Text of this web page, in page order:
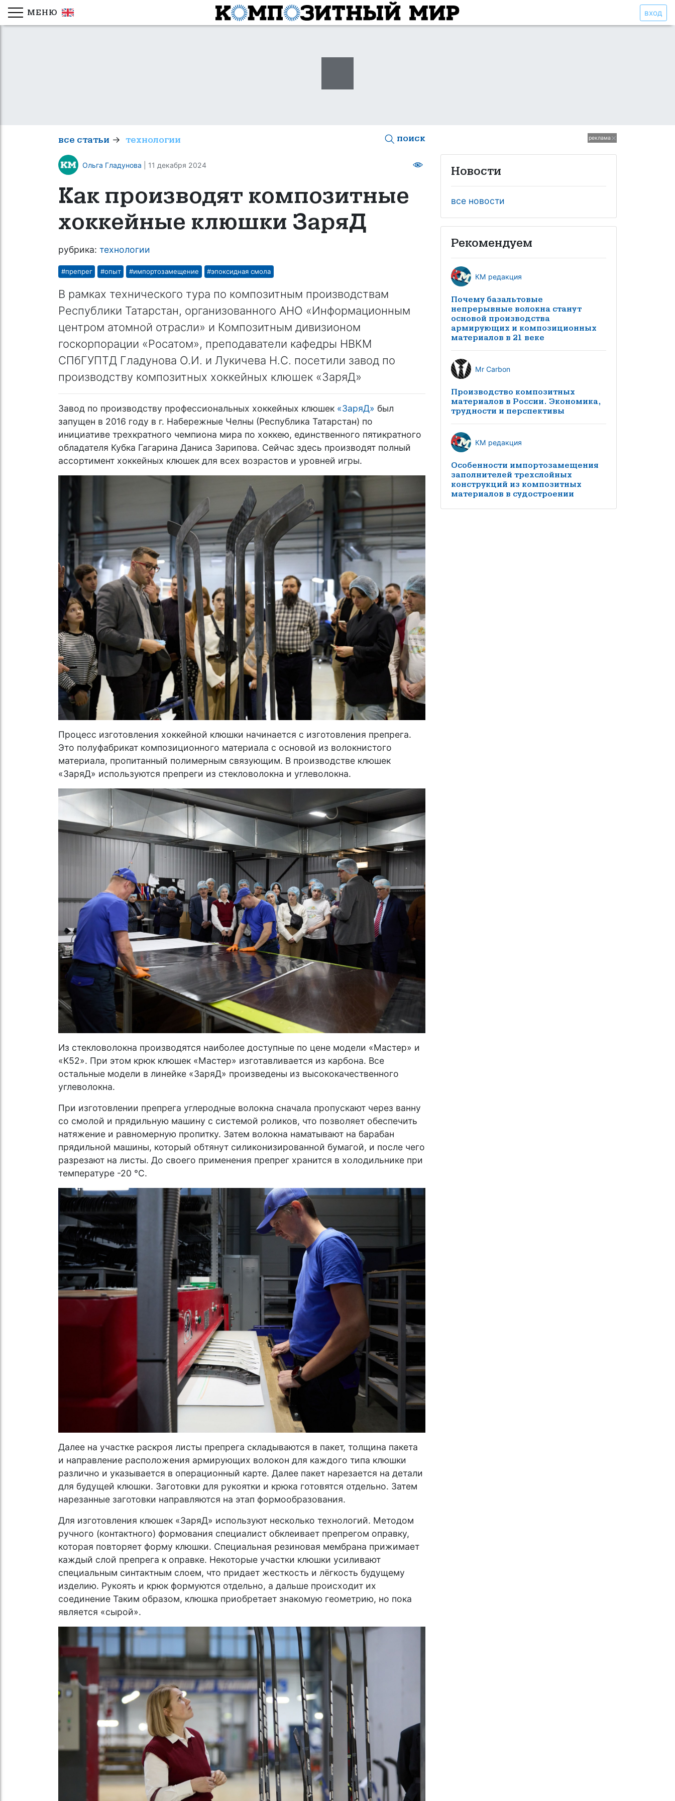
МЕНЮ вход
все статьи → технологии поиск
Ольга Гладунова | 11 декабря 2024
Как производят композитные
хоккейные клюшки ЗаряД
рубрика: технологии
#препрег #опыт #импортозамещение #эпоксидная смола
В рамках технического тура по композитным производствам
Республики Татарстан, организованного АНО «Информационным
центром атомной отрасли» и Композитным дивизионом
госкорпорации «Росатом», преподаватели кафедры НВКМ
СПбГУПТД Гладунова О.И. и Лукичева Н.С. посетили завод по
производству композитных хоккейных клюшек «ЗаряД»
Завод по производству профессиональных хоккейных клюшек «ЗаряД» был
запущен в 2016 году в г. Набережные Челны (Республика Татарстан) по
инициативе трехкратного чемпиона мира по хоккею, единственного пятикратного
обладателя Кубка Гагарина Даниса Зарипова. Сейчас здесь производят полный
ассортимент хоккейных клюшек для всех возрастов и уровней игры.
Процесс изготовления хоккейной клюшки начинается с изготовления препрега.
Это полуфабрикат композиционного материала с основой из волокнистого
материала, пропитанный полимерным связующим. В производстве клюшек
«ЗаряД» используются препреги из стекловолокна и углеволокна.
Из стекловолокна производятся наиболее доступные по цене модели «Мастер» и
«К52». При этом крюк клюшек «Мастер» изготавливается из карбона. Все
остальные модели в линейке «ЗаряД» произведены из высококачественного
углеволокна.
При изготовлении препрега углеродные волокна сначала пропускают через ванну
со смолой и прядильную машину с системой роликов, что позволяет обеспечить
натяжение и равномерную пропитку. Затем волокна наматывают на барабан
прядильной машины, который обтянут силиконизированной бумагой, и после чего
разрезают на листы. До своего применения препрег хранится в холодильнике при
температуре -20 °C.
Далее на участке раскроя листы препрега складываются в пакет, толщина пакета
и направление расположения армирующих волокон для каждого типа клюшки
различно и указывается в операционный карте. Далее пакет нарезается на детали
для будущей клюшки. Заготовки для рукоятки и крюка готовятся отдельно. Затем
нарезанные заготовки направляются на этап формообразования.
Для изготовления клюшек «ЗаряД» используют несколько технологий. Методом
ручного (контактного) формования специалист обклеивает препрегом оправку,
которая повторяет форму клюшки. Специальная резиновая мембрана прижимает
каждый слой препрега к оправке. Некоторые участки клюшки усиливают
специальным синтактным слоем, что придает жесткость и лёгкость будущему
изделию. Рукоять и крюк формуются отдельно, а дальше происходит их
соединение Таким образом, клюшка приобретает знакомую геометрию, но пока
является «сырой».
реклама
Новости
все новости
Рекомендуем
КМ редакция
Почему базальтовые
непрерывные волокна станут
основой производства
армирующих и композиционных
материалов в 21 веке
Mr Carbon
Производство композитных
материалов в России. Экономика,
трудности и перспективы
КМ редакция
Особенности импортозамещения
заполнителей трехслойных
конструкций из композитных
материалов в судостроении